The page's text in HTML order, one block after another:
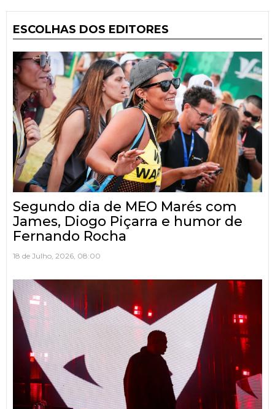
ESCOLHAS DOS EDITORES
Segundo dia de MEO Marés com
James, Diogo Piçarra e humor de
Fernando Rocha
18 de Julho, 2026, 08:00